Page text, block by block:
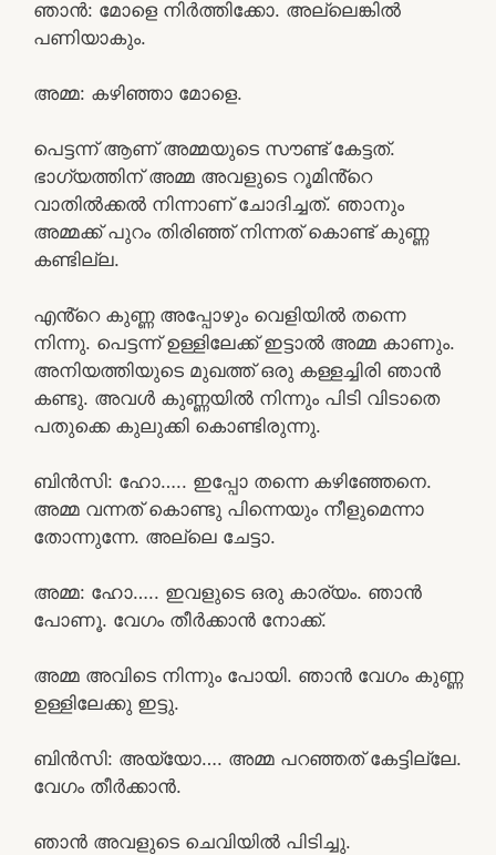
ഞാൻ: മോളെ നിർത്തിക്കോ. അല്ലെങ്കിൽ
പണിയാകും.
അമ്മ: കഴിഞ്ഞാ മോളെ.
പെട്ടന്ന് ആണ് അമ്മയുടെ സൗണ്ട് കേട്ടത്.
ഭാഗ്യത്തിന് അമ്മ അവളുടെ റൂമിൻ്റെ
വാതിൽക്കൽ നിന്നാണ് ചോദിച്ചത്. ഞാനും
അമ്മക്ക് പുറം തിരിഞ്ഞ് നിന്നത് കൊണ്ട് കുണ്ണ
കണ്ടില്ല.
എൻ്റെ കുണ്ണ അപ്പോഴും വെളിയിൽ തന്നെ
നിന്നു. പെട്ടന്ന് ഉള്ളിലേക്ക് ഇട്ടാൽ അമ്മ കാണും.
അനിയത്തിയുടെ മുഖത്ത് ഒരു കള്ളച്ചിരി ഞാൻ
കണ്ടു. അവൾ കുണ്ണയിൽ നിന്നും പിടി വിടാതെ
പതുക്കെ കുലുക്കി കൊണ്ടിരുന്നു.
ബിൻസി: ഹോ….. ഇപ്പോ തന്നെ കഴിഞ്ഞേനെ.
അമ്മ വന്നത് കൊണ്ടു പിന്നെയും നീളുമെന്നാ
തോന്നുന്നേ. അല്ലെ ചേട്ടാ.
അമ്മ: ഹോ….. ഇവളുടെ ഒരു കാര്യം. ഞാൻ
പോണൂ. വേഗം തീർക്കാൻ നോക്ക്.
അമ്മ അവിടെ നിന്നും പോയി. ഞാൻ വേഗം കുണ്ണ
ഉള്ളിലേക്കു ഇട്ടു.
ബിൻസി: അയ്യോ…. അമ്മ പറഞ്ഞത് കേട്ടില്ലേ.
വേഗം തീർക്കാൻ.
ഞാൻ അവളുടെ ചെവിയിൽ പിടിച്ചു.